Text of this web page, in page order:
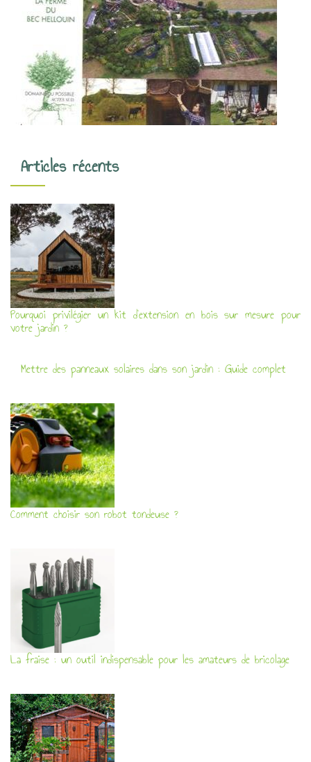
Articles récents
Pourquoi privilégier un kit d’extension en bois sur mesure pour
votre jardin ?
Mettre des panneaux solaires dans son jardin : Guide complet
Comment choisir son robot tondeuse ?
La fraise : un outil indispensable pour les amateurs de bricolage